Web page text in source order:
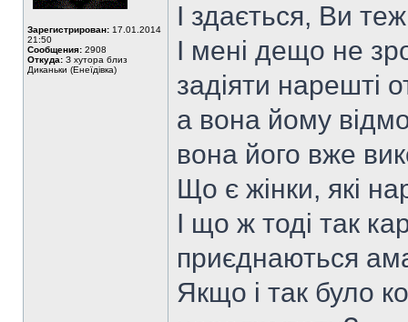
Зарегистрирован: 17.01.2014
21:50
Сообщения: 2908
Откуда: З хутора близ
Диканьки (Енеїдівка)
І здається, Ви
І мені дещо не
задіяти нарешті
а вона йому
вона його вже
Що є жінки, які
І що ж тоді так
приєднаються
Якщо і так було